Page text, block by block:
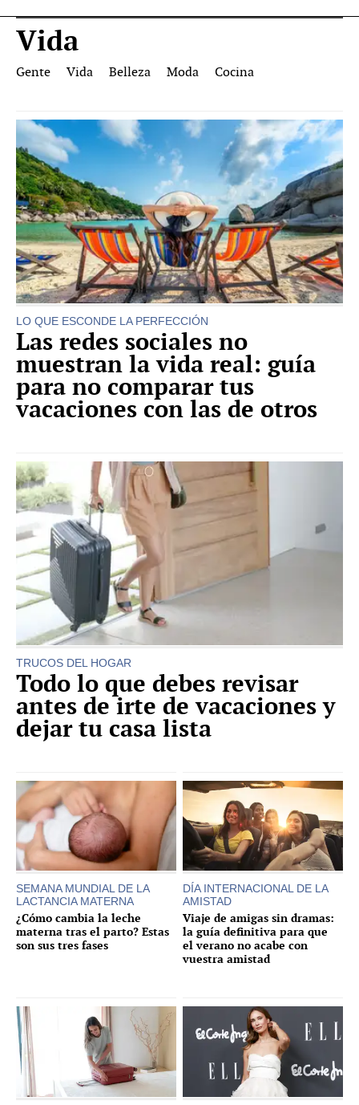
Vida
Gente Vida Belleza Moda Cocina
LO QUE ESCONDE LA PERFECCIÓN
Las redes sociales no
muestran la vida real: guía
para no comparar tus
vacaciones con las de otros
TRUCOS DEL HOGAR
Todo lo que debes revisar
antes de irte de vacaciones y
dejar tu casa lista
SEMANA MUNDIAL DE LA
LACTANCIA MATERNA
¿Cómo cambia la leche
materna tras el parto? Estas
son sus tres fases
DÍA INTERNACIONAL DE LA
AMISTAD
Viaje de amigas sin dramas:
la guía definitiva para que
el verano no acabe con
vuestra amistad